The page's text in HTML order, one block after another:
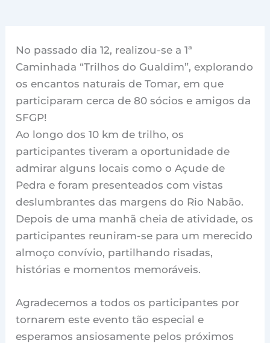
No passado dia 12, realizou-se a 1ª
Caminhada “Trilhos do Gualdim”, explorando
os encantos naturais de Tomar, em que
participaram cerca de 80 sócios e amigos da
SFGP!
Ao longo dos 10 km de trilho, os
participantes tiveram a oportunidade de
admirar alguns locais como o Açude de
Pedra e foram presenteados com vistas
deslumbrantes das margens do Rio Nabão.
Depois de uma manhã cheia de atividade, os
participantes reuniram-se para um merecido
almoço convívio, partilhando risadas,
histórias e momentos memoráveis.
Agradecemos a todos os participantes por
tornarem este evento tão especial e
esperamos ansiosamente pelos próximos